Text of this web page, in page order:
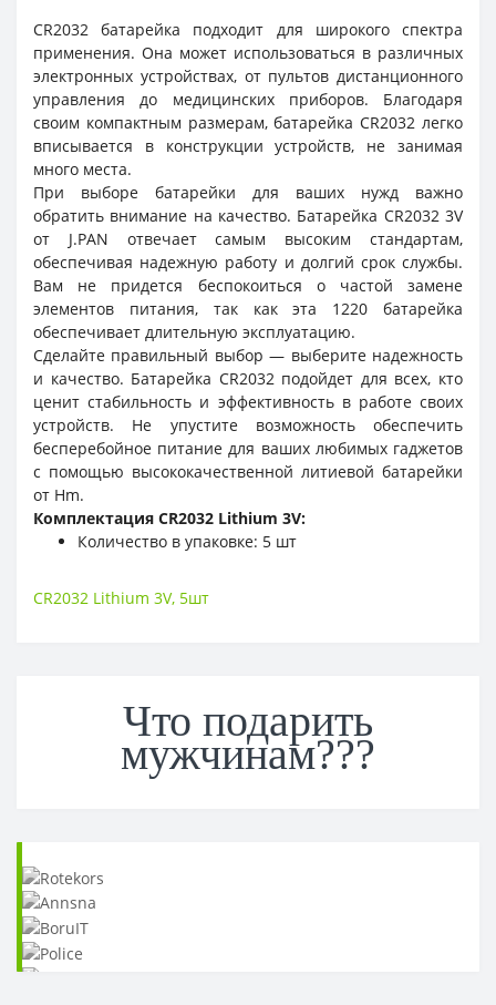
CR2032 батарейка подходит для широкого спектра
применения. Она может использоваться в различных
электронных устройствах, от пультов дистанционного
управления до медицинских приборов. Благодаря
своим компактным размерам, батарейка CR2032 легко
вписывается в конструкции устройств, не занимая
много места.
При выборе батарейки для ваших нужд важно
обратить внимание на качество. Батарейка CR2032 3V
от J.PAN отвечает самым высоким стандартам,
обеспечивая надежную работу и долгий срок службы.
Вам не придется беспокоиться о частой замене
элементов питания, так как эта 1220 батарейка
обеспечивает длительную эксплуатацию.
Сделайте правильный выбор — выберите надежность
и качество. Батарейка CR2032 подойдет для всех, кто
ценит стабильность и эффективность в работе своих
устройств. Не упустите возможность обеспечить
бесперебойное питание для ваших любимых гаджетов
с помощью высококачественной литиевой батарейки
от Hm.
Комплектация CR2032 Lithium 3V:
Количество в упаковке: 5 шт
CR2032 Lithium 3V, 5шт
Что подарить
мужчинам???